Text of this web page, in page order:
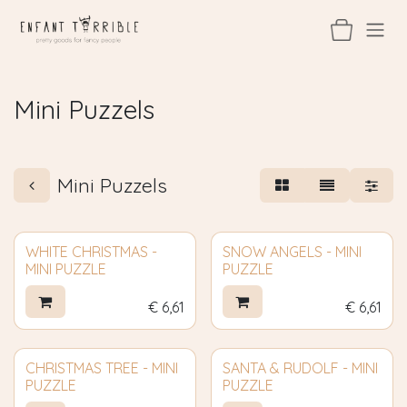
Mini Puzzels
Mini Puzzels
WHITE CHRISTMAS -
MINI PUZZLE
€ 6,61
SNOW ANGELS - MINI
PUZZLE
€ 6,61
CHRISTMAS TREE - MINI
PUZZLE
SANTA & RUDOLF - MINI
PUZZLE